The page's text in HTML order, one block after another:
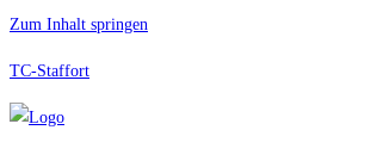
Zum Inhalt springen
TC-Staffort